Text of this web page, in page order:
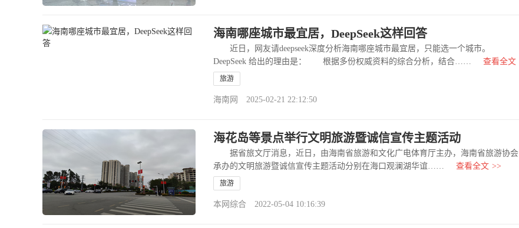
海南哪座城市最宜居，DeepSeek这样回答
近日，网友请deepseek深度分析海南哪座城市最宜居，只能选一个城市。
DeepSeek 给出的理由是： 根据多份权威资料的综合分析，结合……
查看全文
>>旅游
海南网 2025-02-21 22:12:50
海花岛等景点举行文明旅游暨诚信宣传主题活动
据省旅文厅消息，近日，由海南省旅游和文化广电体育厅主办，海南省旅游协会
承办的文明旅游暨诚信宣传主题活动分别在海口观澜湖华谊……
查看全文 >>
旅游
本网综合 2022-05-04 10:16:39